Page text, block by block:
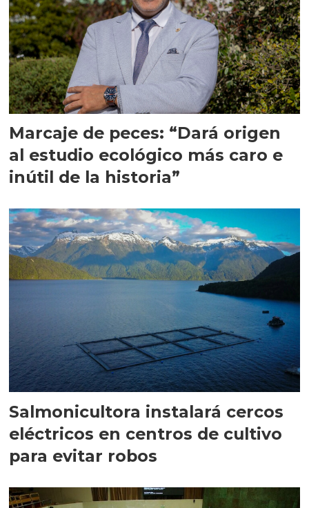
Marcaje de peces: “Dará origen
al estudio ecológico más caro e
inútil de la historia”
Salmonicultora instalará cercos
eléctricos en centros de cultivo
para evitar robos